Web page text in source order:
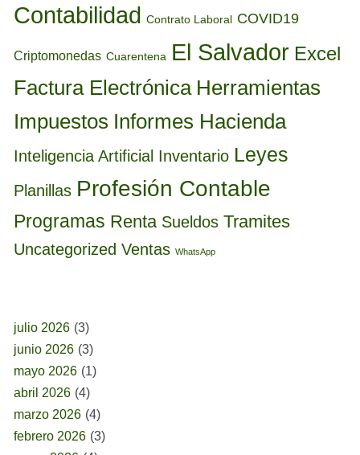
Contabilidad Contrato Laboral COVID19
Criptomonedas Cuarentena El Salvador Excel
Factura Electrónica Herramientas
Impuestos Informes Hacienda
Inteligencia Artificial Inventario Leyes
Planillas Profesión Contable
Programas Renta Sueldos Tramites
Uncategorized Ventas WhatsApp
julio 2026 (3)
junio 2026 (3)
mayo 2026 (1)
abril 2026 (4)
marzo 2026 (4)
febrero 2026 (3)